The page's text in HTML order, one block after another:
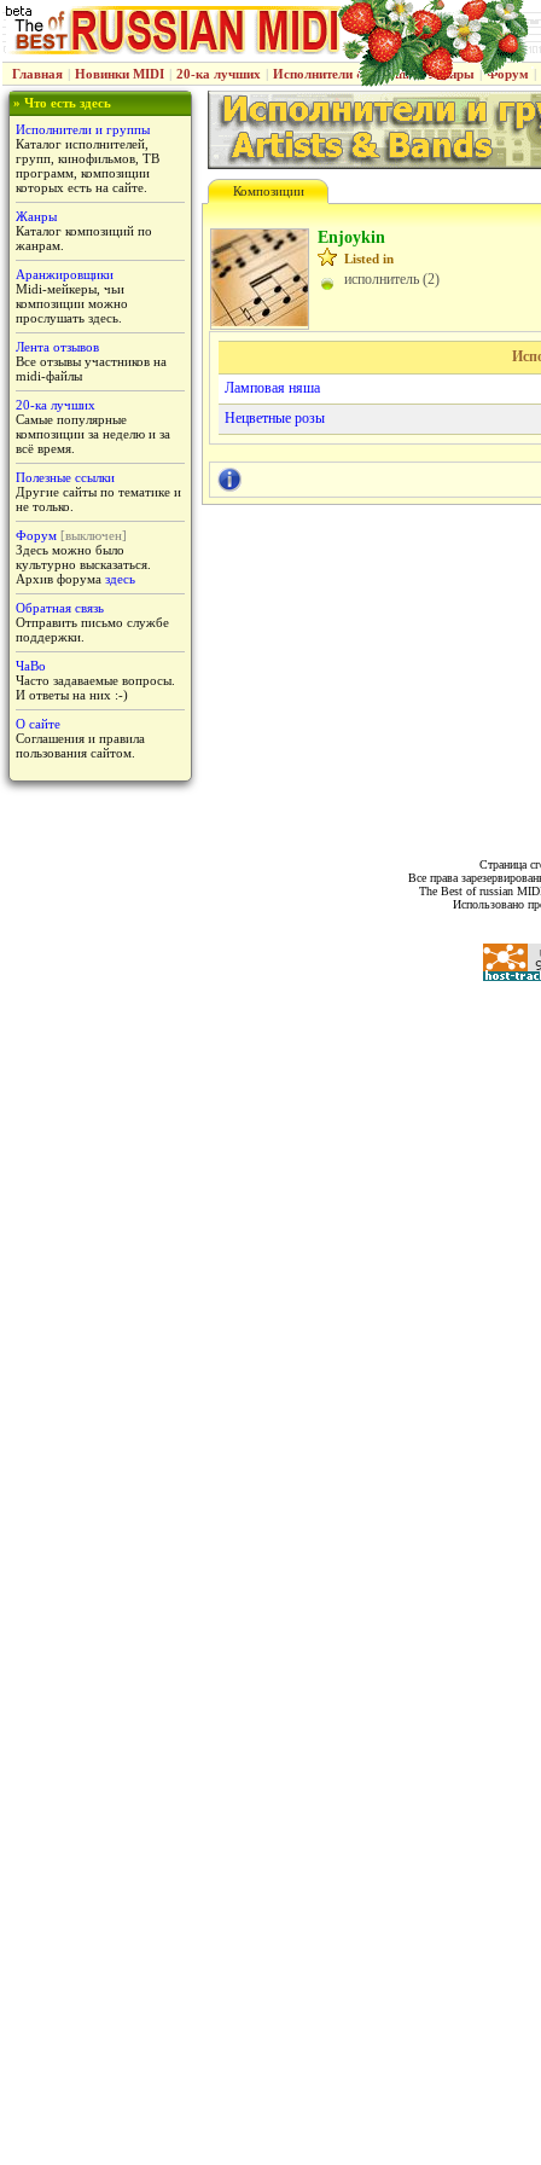
Главная | Новинки MIDI | 20-ка лучших | Исполнители & группы | Жанры | Форум |
» Что есть здесь
Исполнители и группы
Каталог исполнителей,
групп, кинофильмов, ТВ
программ, композиции
которых есть на сайте.
Жанры
Каталог композиций по
жанрам.
Аранжировщики
Midi-мейкеры, чьи
композиции можно
прослушать здесь.
Лента отзывов
Все отзывы участников на
midi-файлы
20-ка лучших
Самые популярные
композиции за неделю и за
всё время.
Полезные ссылки
Другие сайты по тематике и
не только.
Форум [выключен]
Здесь можно было
культурно высказаться.
Архив форума здесь
Обратная связь
Отправить письмо службе
поддержки.
ЧаВо
Часто задаваемые вопросы.
И ответы на них :-)
О сайте
Соглашения и правила
пользования сайтом.
Композиции
Enjoykin
Listed in
исполнитель (2)
Ламповая няша
Нецветные розы
Страница
Все права
The Best of russian
Использовано